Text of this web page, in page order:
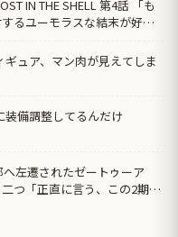
IN THE SHELL 第4話 「も
るユーモラスな結末が好
ギュア、マン肉が見えてしま
装備調整してるんだけ
へ左遷されたゼートゥーア
つ「正直に言う、この2期は